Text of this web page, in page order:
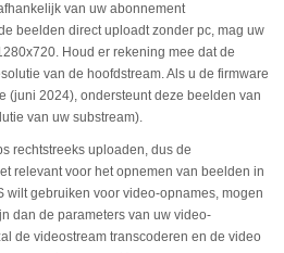
van uw abonnement
beelden direct uploadt zonder pc, mag uw
Houd er rekening mee dat de
van de hoofdstream. Als u de firmware
(juni 2024), ondersteunt deze beelden van
van uw substream).
rechtstreeks uploaden, dus de
relevant voor het opnemen van beelden in
wilt gebruiken voor video-opnames, mogen
dan de parameters van uw video-
de videostream transcoderen en de video